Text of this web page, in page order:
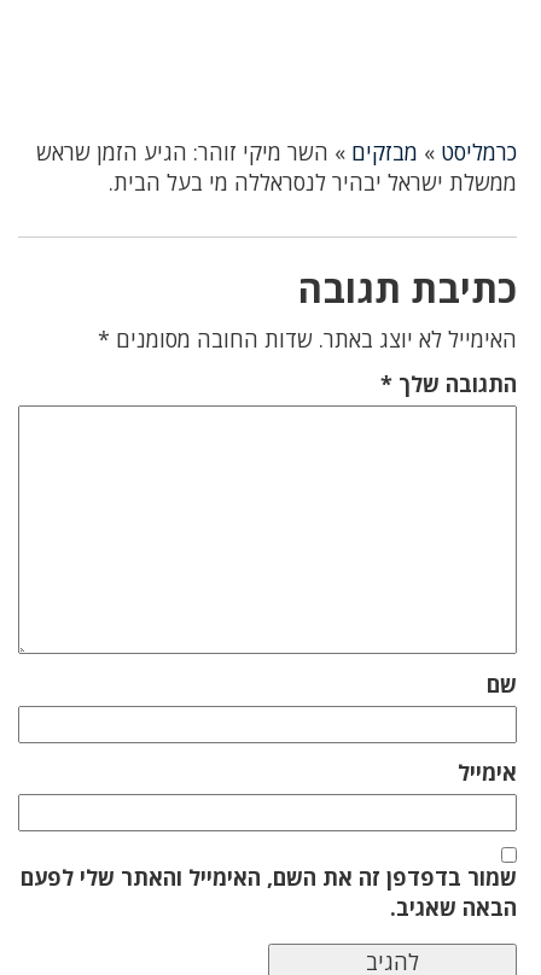
כרמליסט » מבזקים » השר מיקי זוהר: הגיע הזמן שראש
ממשלת ישראל יבהיר לנסראללה מי בעל הבית.
כתיבת תגובה
האימייל לא יוצג באתר. שדות החובה מסומנים *
התגובה שלך *
שם
אימייל
שמור בדפדפן זה את השם, האימייל והאתר שלי לפעם
הבאה שאגיב.